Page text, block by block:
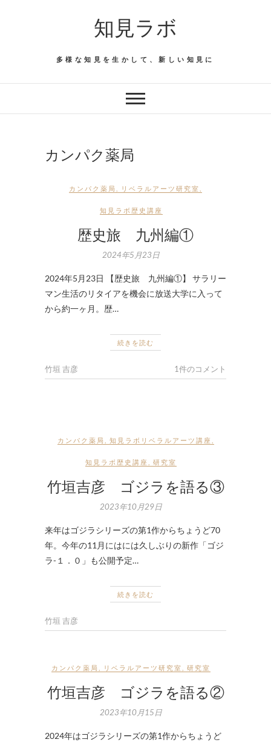
知見ラボ
多様な知見を生かして、新しい知見に
カンパク薬局
カンパク薬局 リベラルアーツ研究室
知見ラボ歴史講座
歴史旅 九州編①
2024年5月23日
2024年5月23日 【歴史旅 九州編①】 サラリー
マン生活のリタイアを機会に放送大学に入って
から約一ヶ月。歴…
続きを読む
竹垣 吉彦 1件のコメント
カンパク薬局 知見ラボリベラルアーツ講座
知見ラボ歴史講座 研究室
竹垣吉彦 ゴジラを語る③
2023年10月29日
来年はゴジラシリーズの第1作からちょうど70
年。今年の11月にはには久しぶりの新作「ゴジ
ラ-１．０」も公開予定…
続きを読む
竹垣 吉彦
カンパク薬局 リベラルアーツ研究室 研究室
竹垣吉彦 ゴジラを語る②
2023年10月15日
2024年はゴジラシリーズの第1作からちょうど